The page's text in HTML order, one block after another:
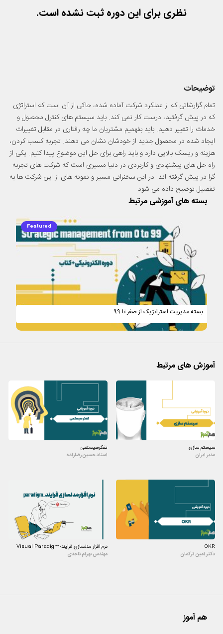
نظری برای این دوره ثبت نشده است.
توضیحات
تمام گزارشاتی که از عملکرد شرکت آماده شده، حاکی از آن است که استراتژی
که در پیش گرفتیم، درست کار نمی کند. باید سیستم های کنترل محصول و
خدمات را تغییر دهیم. باید بفهمیم مشتریان ما چه رفتاری در مقابل تغییرات
ایجاد شده در محصول جدید از خودشان نشان می دهند. تجربه کسب کردن،
هزینه و ریسک بالایی دارد و باید راهی برای حل این موضوع پیدا کنیم. یکی از
راه حل های پیشنهادی و کاربردی در دنیا مسیری است که شرکت های تجربه
گرا در پیش گرفته اند. در این سخنرانی مسیر و نمونه های از این شرکت ها به
تفصیل توضیح داده می شود.
دوره آموزشی مجازی مدیریت استراتژی مرتبط با این دوره:
دوره آموزشی تفکر استراتژیک
دوره آموزشی استراتژی و ساختار هلدینگ
*این سخنرانی در دوازدهمین کنفرانس مدیریت ارائه شده است.*
بسته های آموزشی مرتبط
بسته مدیریت استراتژیک از صفر تا 99
Featured
آموزش های مرتبط
سیستم سازی
مدیر ایران
تفکرسیستمی
استاد حسین رضازاده
OKR
دکتر امین ترکمان
نرم افزار مدلسازي فرايند-Visual Paradigm
مهندس بهرام ناجدی
هم آموز